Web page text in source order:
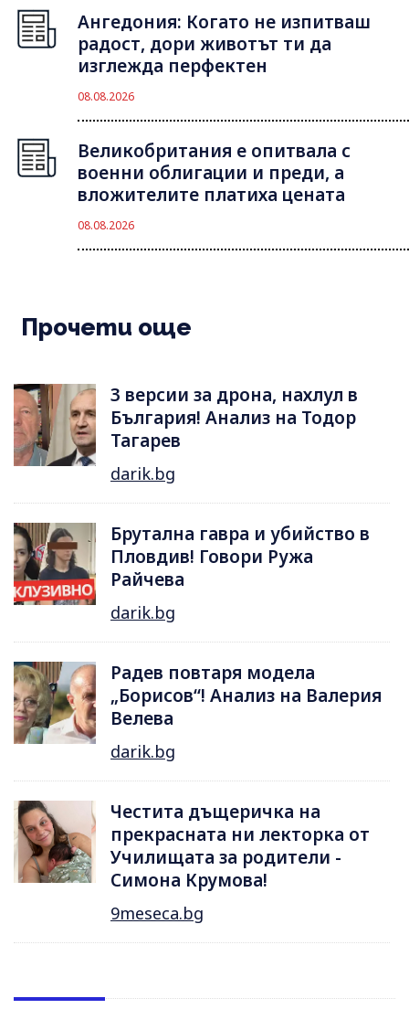
Ангедония: Когато не изпитваш
радост, дори животът ти да
изглежда перфектен
08.08.2026
Великобритания е опитвала с
военни облигации и преди, а
вложителите платиха цената
08.08.2026
Прочети още
3 версии за дрона, нахлул в
България! Анализ на Тодор
Тагарев
darik.bg
Брутална гавра и убийство в
Пловдив! Говори Ружа
Райчева
darik.bg
Радев повтаря модела
„Борисов“! Анализ на Валерия
Велева
darik.bg
Честита дъщеричка на
прекрасната ни лекторка от
Училищата за родители -
Симона Крумова!
9meseca.bg